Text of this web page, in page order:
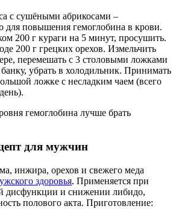
с сушёными абрикосами –
для повышения гемоглобина в крови.
200 г кураги на 5 минут, просушить.
200 г грецких орехов. Измельчить
перемешать с 3 столовыми ложками
убрать в холодильник. Принимать
ложке с несладким чаем (всего
гемоглобина лучше брать
для мужчин
инжира, орехов и свежего меда
здоровья. Применяется при
дисфункции и снижении либидо,
полового акта. Приготовление: